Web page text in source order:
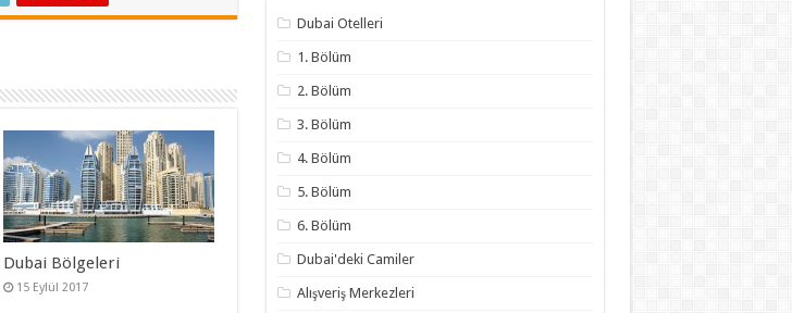
Dubai Bölgeleri
15 Eylül 2017
Dubai Otelleri
1. Bölüm
2. Bölüm
3. Bölüm
4. Bölüm
5. Bölüm
6. Bölüm
Dubai'deki Camiler
Alışveriş Merkezleri